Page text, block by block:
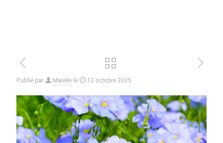
Publié par Marelle le 12 octobre 2025